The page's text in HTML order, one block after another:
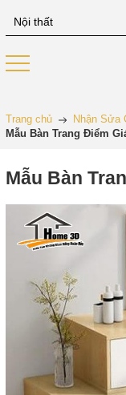
Trang chủ
Nhận Sửa
Mẫu Bàn Trang Điểm
Mẫu Bàn